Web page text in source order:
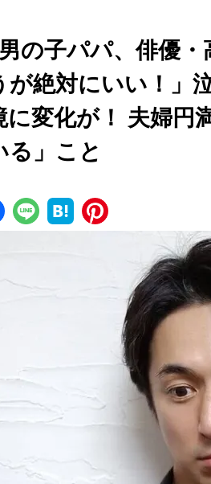
の子パパ、俳優
が絶対にいい！」
に変化が！ 夫婦円
る」こと